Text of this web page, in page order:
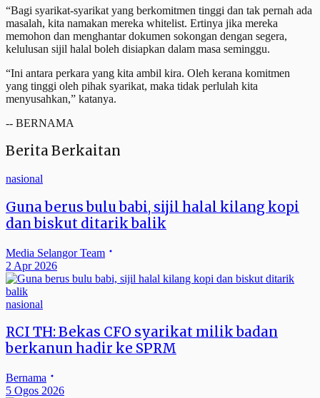
“Bagi syarikat-syarikat yang berkomitmen tinggi dan tak pernah ada
masalah, kita namakan mereka whitelist. Ertinya jika mereka
memohon dan menghantar dokumen sokongan dengan segera,
kelulusan sijil halal boleh disiapkan dalam masa seminggu.
“Ini antara perkara yang kita ambil kira. Oleh kerana komitmen
yang tinggi oleh pihak syarikat, maka tidak perlulah kita
menyusahkan,” katanya.
-- BERNAMA
Berita Berkaitan
nasional
Guna berus bulu babi, sijil halal kilang kopi
dan biskut ditarik balik
Media Selangor Team
2 Apr 2026
nasional
RCI TH: Bekas CFO syarikat milik badan
berkanun hadir ke SPRM
Bernama
5 Ogos 2026